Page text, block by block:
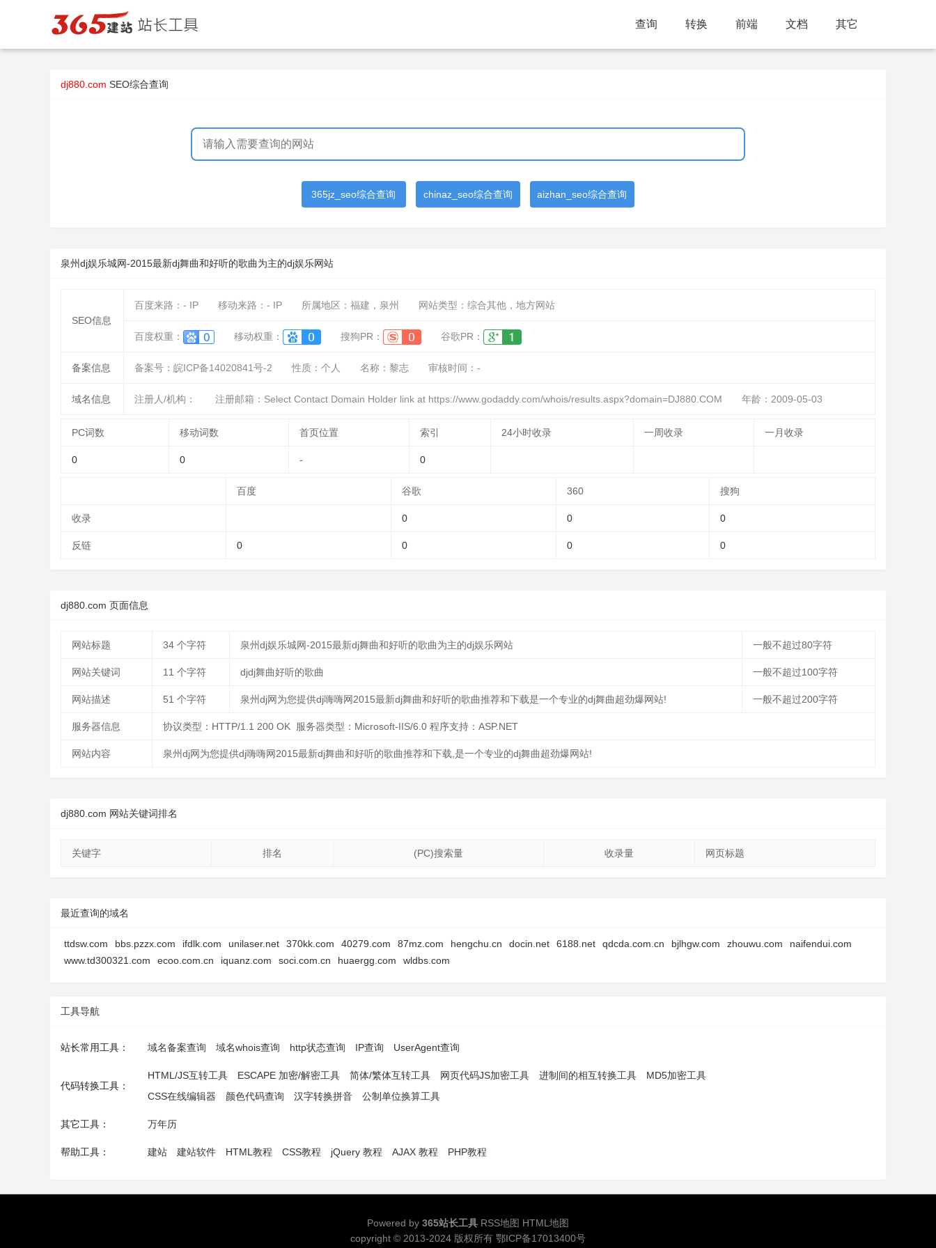
查询 转换 前端 文档 其它
dj880.com SEO综合查询
365jz_seo综合查询 chinaz_seo综合查询 aizhan_seo综合查询
泉州dj娱乐城网-2015最新dj舞曲和好听的歌曲为主的dj娱乐网站
SEO信息
百度来路： - IP 移动来路： - IP 所属地区：福建，泉州 网站类型：综合其他，地方网站
百度权重： 移动权重： 搜狗PR： 谷歌PR：
备案信息 备案号：皖ICP备14020841号-2 性质： 个人 名称： 黎志 审核时间： -
域名信息 注册人/机构： 注册邮箱：Select Contact Domain Holder link at https://www.godaddy.com/whois/results.aspx?domain=DJ880.COM 年龄：2009-05-03
PC词数 移动词数 首页位置 索引 24小时收录 一周收录 一月收录
0 0 - 0
百度 谷歌 360 搜狗
收录 0 0 0
反链 0 0 0 0
dj880.com 页面信息
网站标题 34 个字符 泉州dj娱乐城网-2015最新dj舞曲和好听的歌曲为主的dj娱乐网站 一般不超过80字符
网站关键词 11 个字符 djdj舞曲好听的歌曲 一般不超过100字符
网站描述 51 个字符 泉州dj网为您提供dj嗨嗨网2015最新dj舞曲和好听的歌曲推荐和下载是一个专业的dj舞曲超劲爆网站! 一般不超过200字符
服务器信息 协议类型：HTTP/1.1 200 OK 服务器类型：Microsoft-IIS/6.0 程序支持：ASP.NET
网站内容 泉州dj网为您提供dj嗨嗨网2015最新dj舞曲和好听的歌曲推荐和下载,是一个专业的dj舞曲超劲爆网站!
dj880.com 网站关键词排名
关键字 排名 (PC)搜索量 收录量 网页标题
最近查询的域名
ttdsw.com bbs.pzzx.com ifdlk.com unilaser.net 370kk.com 40279.com 87mz.com hengchu.cn docin.net 6188.net qdcda.com.cn bjlhgw.com zhouwu.com
naifendui.com
www.td300321.com
ecoo.com.cn iquanz.com soci.com.cn huaergg.com wldbs.com
工具导航
站长常用工具： 域名备案查询 域名whois查询 http状态查询 IP查询 UserAgent查询
代码转换工具：
HTML/JS互转工具 ESCAPE 加密/解密工具 简体/繁体互转工具 网页代码JS加密工具 进制间的相互转换工具
MD5加密工具
CSS在线编辑器
颜色代码查询 汉字转换拼音 公制单位换算工具
其它工具： 万年历
帮助工具： 建站 建站软件 HTML教程 CSS教程 jQuery 教程 AJAX 教程 PHP教程
Powered by 365站长工具 RSS地图 HTML地图
copyright © 2013-2024 版权所有 鄂ICP备17013400号